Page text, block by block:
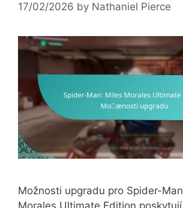
17/02/2026 by Nathaniel Pierce
Možnosti upgradu pro Spider-
Morales Ultimate Edition